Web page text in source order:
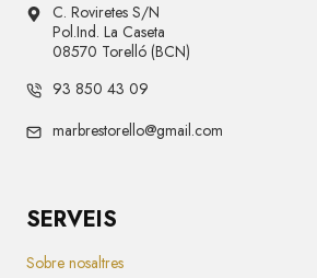
C. Roviretes S/N
Pol.Ind. La Caseta
08570 Torelló (BCN)
93 850 43 09
marbrestorello@gmail.com
SERVEIS
Sobre nosaltres